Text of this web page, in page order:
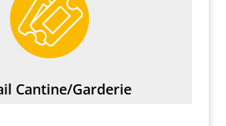
Cantine/Garderie